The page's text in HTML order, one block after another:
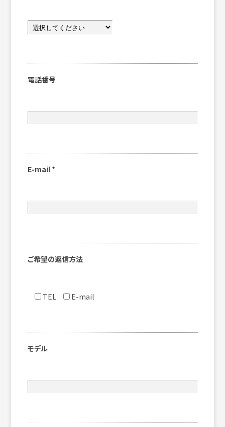
電話番号
E-mail *
ご希望の返信方法
TEL E-mail
モデル